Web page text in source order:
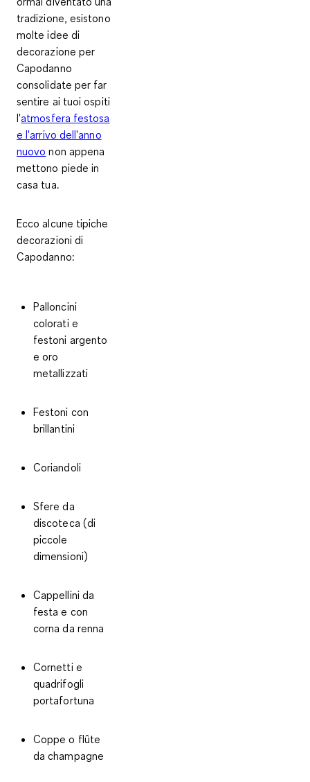
tradizione, esistono
molteidee di
decorazione per
Capodanno
consolidate per far
sentire ai tuoi ospiti
l'atmosfera festosa
e l'arrivo dell'anno
nuovo non appena
mettono piede in
casa tua.
Ecco alcune tipiche
decorazioni di
Capodanno:
Palloncini
colorati e
festoni argento
e oro
metallizzati
Festoni con
brillantini
Coriandoli
Sfere da
discoteca (di
piccole
dimensioni)
Cappellini da
festa e con
corna da renna
Cornetti e
quadrifogli
portafortuna
Coppe o flûte
da champagne